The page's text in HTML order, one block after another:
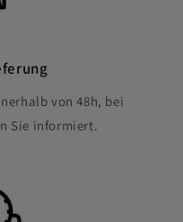
von 48h, bei
Sie informiert.